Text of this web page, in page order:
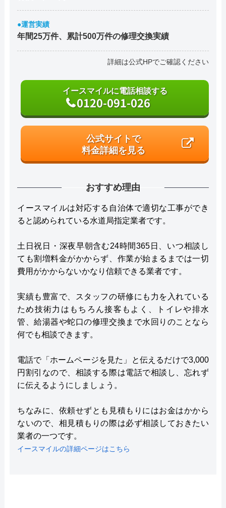
●運営実績
年間25万件、累計500万件の修理交換実績
詳細は公式HPでご確認ください
イースマイルに電話相談する
0120-091-026
公式サイトで
料金詳細を見る
おすすめ理由
イースマイルは対応する自治体で適切な工事ができ
ると認められている水道局指定業者です。
土日祝日・深夜早朝含む24時間365日、いつ相談し
ても割増料金がかからず、作業が始まるまでは一切
費用がかからないかなり信頼できる業者です。
実績も豊富で、スタッフの研修にも力を入れている
ため技術力はもちろん接客もよく、トイレや排水
管、給湯器や蛇口の修理交換まで水回りのことなら
何でも相談できます。
電話で「ホームページを見た」と伝えるだけで3,000
円割引なので、相談する際は電話で相談し、忘れず
に伝えるようにしましょう。
ちなみに、依頼せずとも見積もりにはお金はかから
ないので、相見積もりの際は必ず相談しておきたい
業者の一つです。
イースマイルの詳細ページはこちら